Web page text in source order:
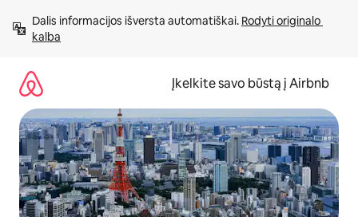
prie
turinio
Dalis informacijos išversta automatiškai. Rodyti originalo
kalba
Įkelkite savo būstą į Airbnb